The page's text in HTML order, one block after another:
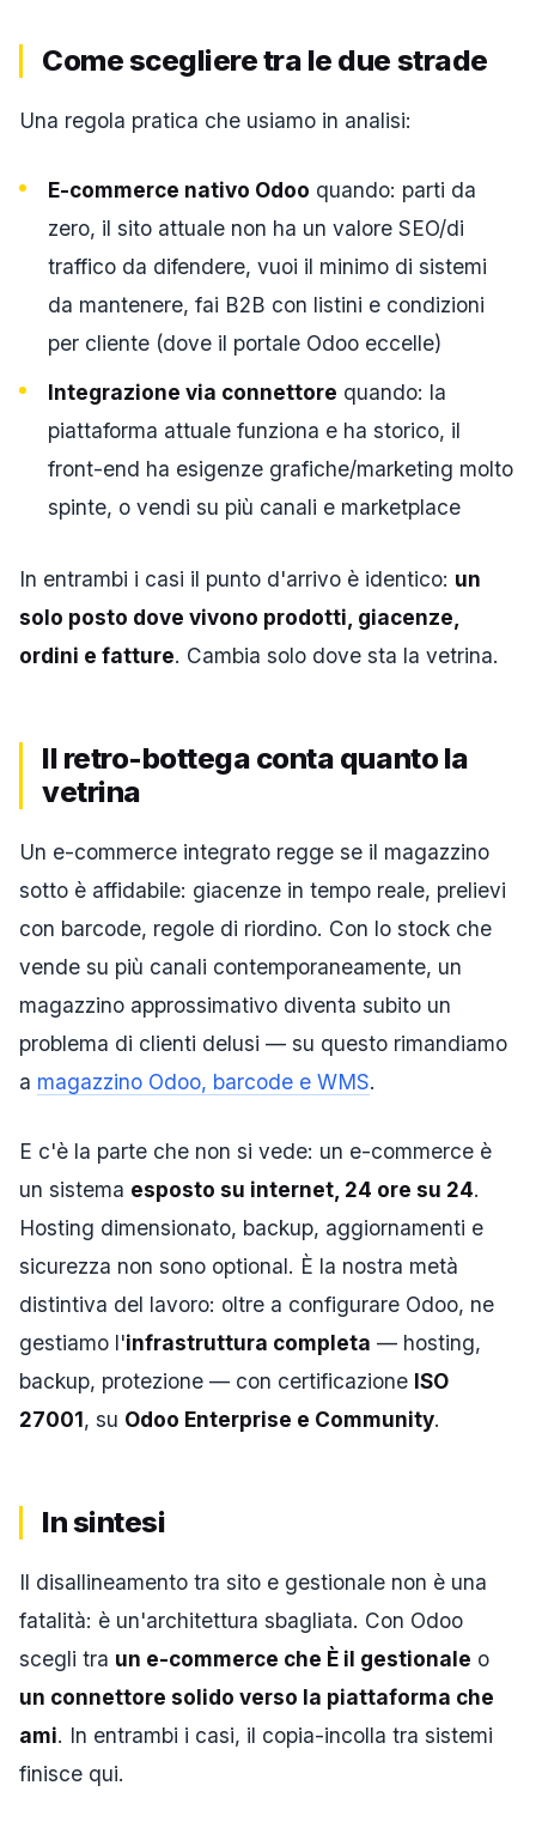
Come scegliere tra le due strade
Una regola pratica che usiamo in analisi:
E-commerce nativo Odoo quando: parti da
zero, il sito attuale non ha un valore SEO/di
traffico da difendere, vuoi il minimo di sistemi
da mantenere, fai B2B con listini e condizioni
per cliente (dove il portale Odoo eccelle)
Integrazione via connettore quando: la
piattaforma attuale funziona e ha storico, il
front-end ha esigenze grafiche/marketing molto
spinte, o vendi su più canali e marketplace
In entrambi i casi il punto d'arrivo è identico: un
solo posto dove vivono prodotti, giacenze,
ordini e fatture. Cambia solo dove sta la vetrina.
Il retro-bottega conta quanto la
vetrina
Un e-commerce integrato regge se il magazzino
sotto è affidabile: giacenze in tempo reale, prelievi
con barcode, regole di riordino. Con lo stock che
vende su più canali contemporaneamente, un
magazzino approssimativo diventa subito un
problema di clienti delusi — su questo rimandiamo
a magazzino Odoo, barcode e WMS.
E c'è la parte che non si vede: un e-commerce è
un sistema esposto su internet, 24 ore su 24.
Hosting dimensionato, backup, aggiornamenti e
sicurezza non sono optional. È la nostra metà
distintiva del lavoro: oltre a configurare Odoo, ne
gestiamo l'infrastruttura completa — hosting,
backup, protezione — con certificazione ISO
27001, su Odoo Enterprise e Community.
In sintesi
Il disallineamento tra sito e gestionale non è una
fatalità: è un'architettura sbagliata. Con Odoo
scegli tra un e-commerce che È il gestionale o
un connettore solido verso la piattaforma che
ami. In entrambi i casi, il copia-incolla tra sistemi
finisce qui.